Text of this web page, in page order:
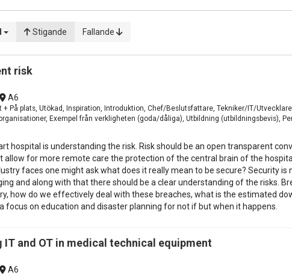
Stigande Fallande
risk
A6
+ På plats, Utökad, Inspiration, Introduktion, Chef/Beslutsfattare, Tekniker/IT/
Exempel från verkligheten (goda/dåliga), Utbildning (utbildningsbevis),
hospital is understanding the risk. Risk should be an open transparent
allow for more remote care the protection of the central brain of the
faces one might ask what does it really mean to be secure? Security
and along with that there should be a clear understanding of the risks.
how do we effectively deal with these breaches, what is the estimated
focus on education and disaster planning for not if but when it happens.
and OT in medical technical equipment
A6